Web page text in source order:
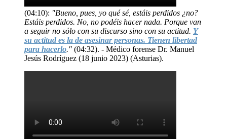
(04:10): "Bueno, pues, yo qué sé, estáis perdidos ¿no?
Estáis perdidos. No, no podéis hacer nada. Porque van
a seguir no sólo con su discurso sino con su actitud. Y
su actitud es la de asesinar personas. Tienen libertad
para hacerlo." (04:32). - Médico forense Dr. Manuel
Jesús Rodríguez (18 junio 2023) (Asturias).